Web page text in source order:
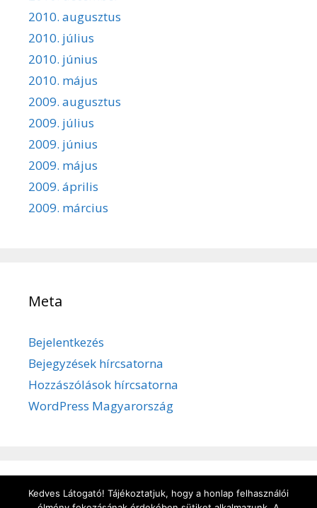
2010. augusztus
2010. július
2010. június
2010. május
2009. augusztus
2009. július
2009. június
2009. május
2009. április
2009. március
Meta
Bejelentkezés
Bejegyzések hírcsatorna
Hozzászólások hírcsatorna
WordPress Magyarország
Adatvédelem /Süti kezelése/Impresszum
Kedves Látogató! Tájékoztatjuk, hogy a honlap felhasználói